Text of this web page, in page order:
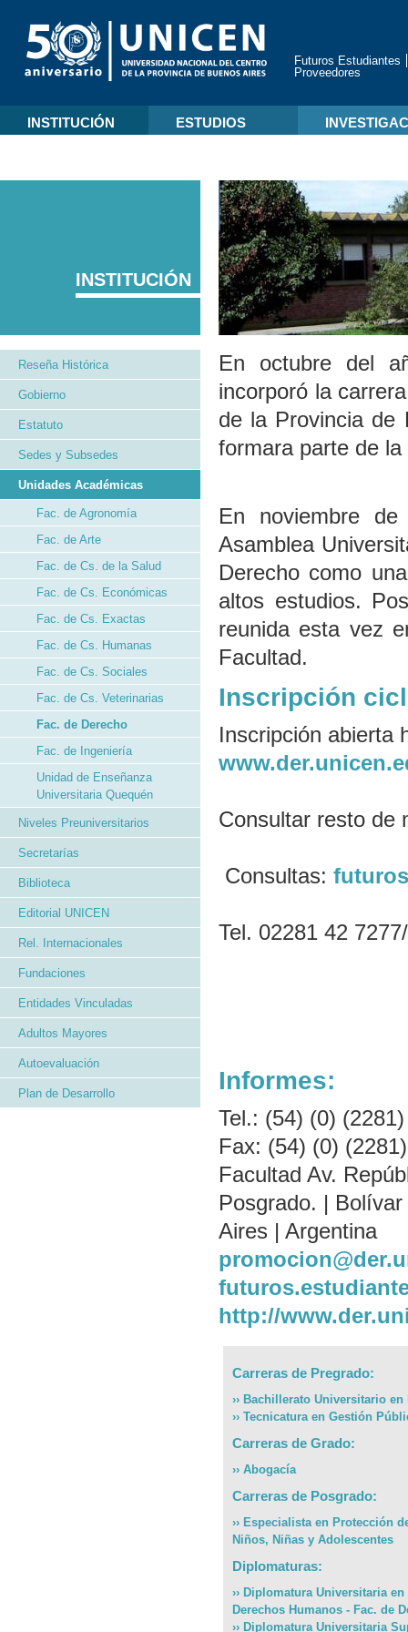
Futuros Estudiantes
Proveedores
INSTITUCIÓN ESTUDIOS
En octubre del
incorporó la
de la Provincia de
formara parte de
En noviembre
Asamblea
Derecho como
altos estudios.
reunida esta vez
Facultad.
Inscripción
Inscripción abierta
Consultar resto de
Consultas:
Tel. 02281 42
Informes:
Tel.: (54) (0)
Fax: (54) (0)
Facultad Av.
Posgrado. |
Aires | Argentina
http://
Carreras de Pregrado:
›› Bachillerato Universitario en
›› Tecnicatura en Gestión
Carreras de Grado:
›› Abogacía
Carreras de Posgrado:
›› Especialista en Protección
Niños, Niñas y Adolescentes
Diplomaturas:
›› Diplomatura Universitaria
Derechos Humanos - Fac. de
›› Diplomatura Universitaria
INSTITUCIÓN
Reseña Histórica
Gobierno
Estatuto
Sedes y Subsedes
Unidades Académicas
Fac. de Agronomía
Fac. de Arte
Fac. de Cs. de la Salud
Fac. de Cs. Económicas
Fac. de Cs. Exactas
Fac. de Cs. Humanas
Fac. de Cs. Sociales
Fac. de Cs. Veterinarias
Fac. de Derecho
Fac. de Ingeniería
Unidad de Enseñanza
Universitaria Quequén
Niveles Preuniversitarios
Secretarías
Biblioteca
Editorial UNICEN
Rel. Internacionales
Fundaciones
Entidades Vinculadas
Adultos Mayores
Autoevaluación
Plan de Desarrollo